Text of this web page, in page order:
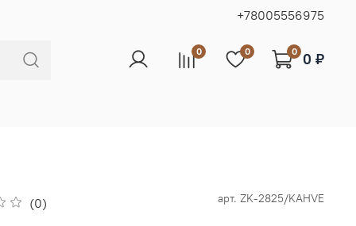
+78005556975
0 0 0 0 ₽
(0) арт. ZK-2825/KAHVE